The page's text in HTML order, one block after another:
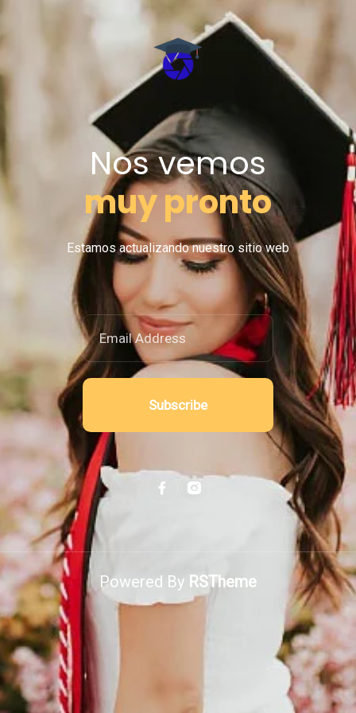
Nos vemos
muy pronto
Estamos actualizando nuestro sitio web
Subscribe
Powered By RSTheme